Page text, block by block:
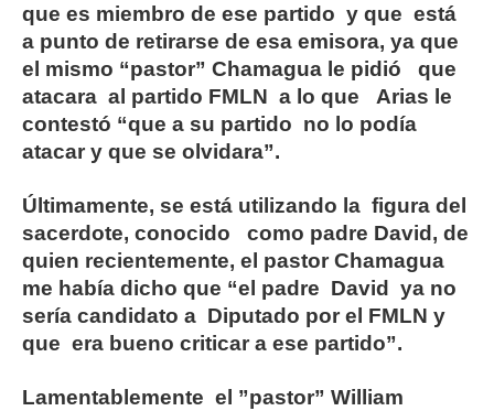
que es miembro de ese partido y que está
a punto de retirarse de esa emisora, ya que
el mismo “pastor” Chamagua le pidió que
atacara al partido FMLN a lo que Arias le
contestó “que a su partido no lo podía
atacar y que se olvidara”.
Últimamente, se está utilizando la figura del
sacerdote, conocido como padre David, de
quien recientemente, el pastor Chamagua
me había dicho que “el padre David ya no
sería candidato a Diputado por el FMLN y
que era bueno criticar a ese partido”.
Lamentablemente el ”pastor” William